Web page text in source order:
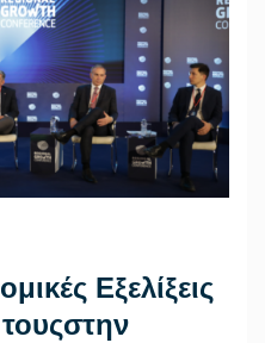
Εξελίξεις